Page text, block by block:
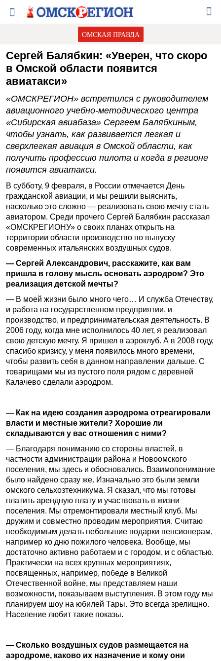
ОМСКАЯ ПРАВДА
Сергей Балябкин: «Уверен, что скоро
в Омской области появится
авиатакси»
«ОМСКРЕГИОН» встретился с руководителем
авиационного учебно-методического центра
«Сибирская авиабаза» Сергеем Балябкиным,
чтобы узнать, как развивается легкая и
сверхлегкая авиация в Омской области, как
получить профессию пилота и когда в регионе
появится авиатакси.
В субботу, 9 февраля, в России отмечается День
гражданской авиации, и мы решили выяснить,
насколько это сложно — реализовать свою мечту стать
авиатором. Среди прочего Сергей Балябкин рассказал
«ОМСКРЕГИОНУ» о своих планах открыть на
территории области производство по выпуску
современных итальянских воздушных судов.
— Сергей Александрович, расскажите, как вам
пришла в голову мысль основать аэродром? Это
реализация детской мечты?
— В моей жизни было много чего… И служба Отечеству,
и работа на государственном предприятии, и
производство, и предпринимательская деятельность. В
2006 году, когда мне исполнилось 40 лет, я реализовал
свою детскую мечту. Я пришел в аэроклуб. А в 2008 году,
спасибо кризису, у меня появилось много времени,
чтобы развить себя в данном направлении дальше. С
товарищами мы из пустого поля рядом с деревней
Калачево сделали аэродром.
— Как на идею создания аэродрома отреагировали
власти и местные жители? Хорошие ли
складываются у вас отношения с ними?
— Благодаря пониманию со стороны властей, в
частности администрации района и Новоомского
поселения, мы здесь и обосновались. Взаимопонимание
было найдено сразу же. Изначально это были земли
омского сельхозтехникума. Я сказал, что мы готовы
платить арендную плату и участвовать в жизни
поселения. Мы отремонтировали местный клуб. Мы
дружим и совместно проводим мероприятия. Считаю
необходимым делать небольшие подарки пенсионерам,
например ко дню пожилого человека. Вообще, мы
достаточно активно работаем и с городом, и с областью.
Практически на всех крупных мероприятиях,
посвященных, например, победе в Великой
Отечественной войне, мы представляем наши
возможности, показываем выступления. В этом году мы
планируем шоу на юбилей Тары. Это всегда зрелищно.
Население любит такие показы.
— Сколько воздушных судов размещается на
аэродроме, каково их назначение и кому они